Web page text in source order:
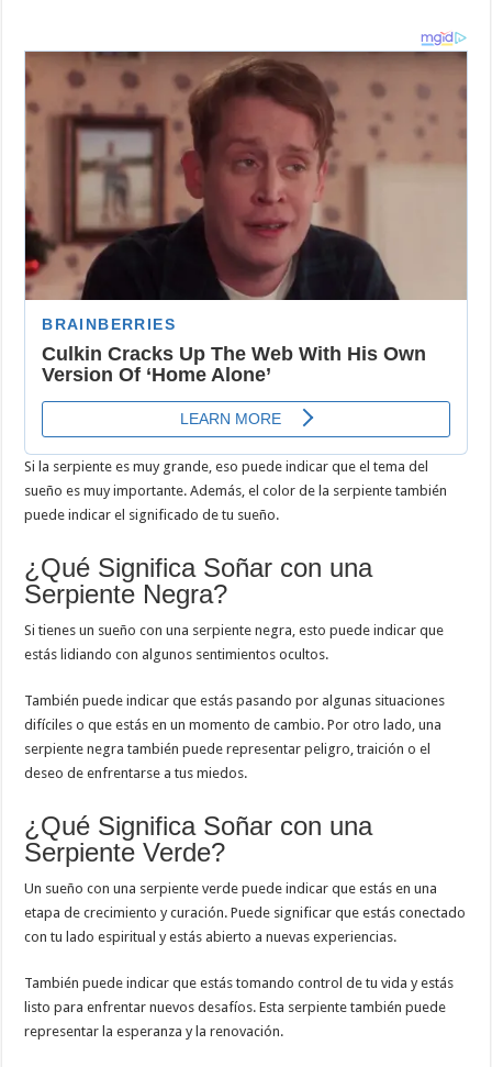
Si la serpiente es muy grande, eso puede indicar que el tema del
sueño es muy importante. Además, el color de la serpiente también
puede indicar el significado de tu sueño.
¿Qué Significa Soñar con una
Serpiente Negra?
Si tienes un sueño con una serpiente negra, esto puede indicar que
estás lidiando con algunos sentimientos ocultos.
También puede indicar que estás pasando por algunas situaciones
difíciles o que estás en un momento de cambio. Por otro lado, una
serpiente negra también puede representar peligro, traición o el
deseo de enfrentarse a tus miedos.
¿Qué Significa Soñar con una
Serpiente Verde?
Un sueño con una serpiente verde puede indicar que estás en una
etapa de crecimiento y curación. Puede significar que estás conectado
con tu lado espiritual y estás abierto a nuevas experiencias.
También puede indicar que estás tomando control de tu vida y estás
listo para enfrentar nuevos desafíos. Esta serpiente también puede
representar la esperanza y la renovación.